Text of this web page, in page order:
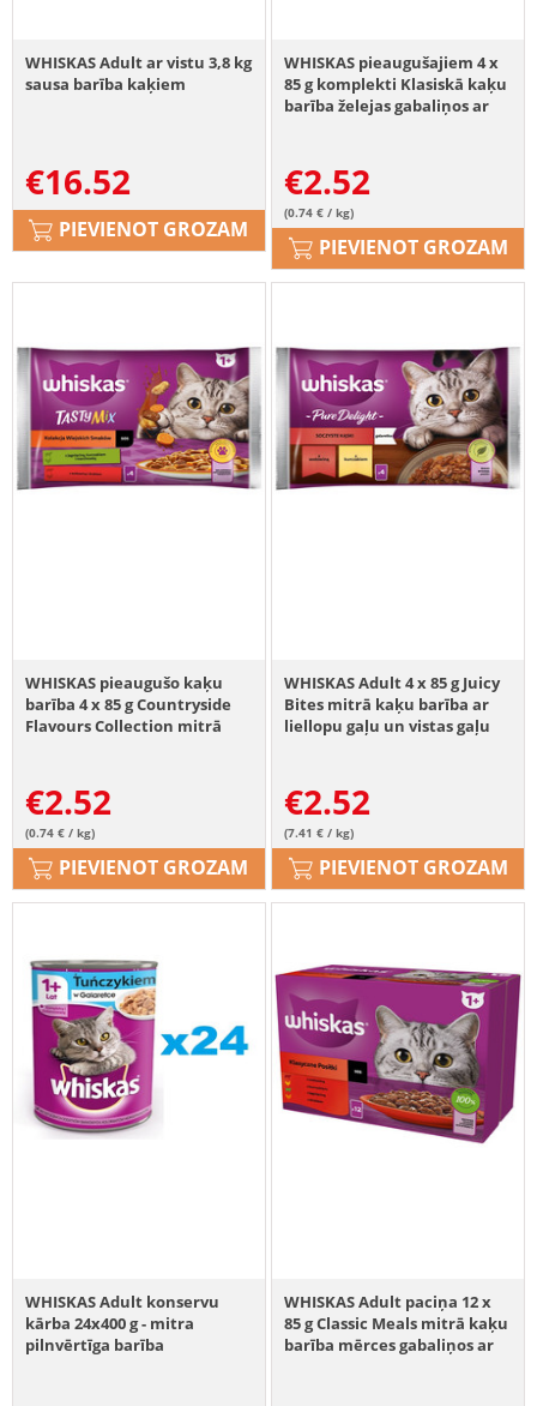
WHISKAS Adult ar vistu 3,8 kg
sausa barība kaķiem
€16.52
PIEVIENOT GROZAM
WHISKAS pieaugušajiem 4 x
85 g komplekti Klasiskā kaķu
barība želejas gabaliņos ar
€2.52
(0.74 € / kg)
PIEVIENOT GROZAM
WHISKAS pieaugušo kaķu
barība 4 x 85 g Countryside
Flavours Collection mitrā
un burkāniem, liellopu gaļu
un mājputnu gaļu.
€2.52
(0.74 € / kg)
PIEVIENOT GROZAM
WHISKAS Adult 4 x 85 g Juicy
Bites mitrā kaķu barība ar
liellopu gaļu un vistas gaļu
€2.52
(7.41 € / kg)
PIEVIENOT GROZAM
WHISKAS Adult konservu
kārba 24x400 g - mitra
pilnvērtīga barība
WHISKAS Adult paciņa 12 x
85 g Classic Meals mitrā kaķu
barība mērces gabaliņos ar